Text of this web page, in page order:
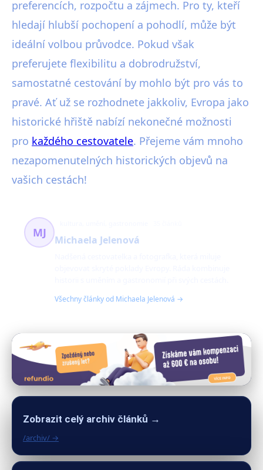
preferencích, rozpočtu a zájmech. Pro ty, kteří
hledají hlubší pochopení a pohodlí, může být
ideální volbou průvodce. Pokud však
preferujete flexibilitu a dobrodružství,
samostatné cestování by mohlo být pro vás to
pravé. Ať už se rozhodnete jakkoliv, Evropa jako
historické hřiště nabízí nekonečné možnosti
pro každého cestovatele. Přejeme vám mnoho
nezapomenutelných historických objevů na
vašich cestách!
MJ
Michaela Jelenová
Všechny články od Michaela Jelenová →
Zobrazit celý archiv článků →
/archiv/ →